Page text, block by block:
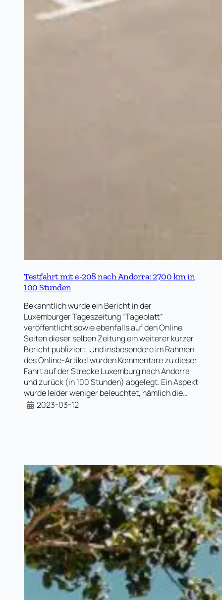
Testfahrt mit e-208 nach Andorra: 2700 km in
100 Stunden
Bekanntlich wurde ein Bericht in der
Luxemburger Tageszeitung “Tageblatt”
veröffentlicht sowie ebenfalls auf den Online
Seiten dieser selben Zeitung ein weiterer kurzer
Bericht publiziert. Und insbesondere im Rahmen
des Online-Artikel wurden Kommentare zu dieser
Fahrt auf der Strecke Luxemburg nach Andorra
und zurück (in 100 Stunden) abgelegt. Ein Aspekt
wurde leider weniger beleuchtet, nämlich die…
2023-03-12